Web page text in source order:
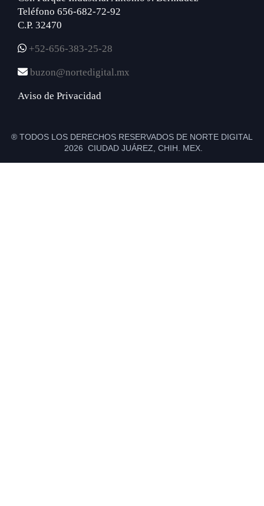
Teléfono 656-682-72-92
C.P. 32470
+52-656-383-25-28
buzon@nortedigital.mx
Aviso de Privacidad
® TODOS LOS DERECHOS RESERVADOS DE NORTE DIGITAL
2026 CIUDAD JUÁREZ, CHIH. MEX.